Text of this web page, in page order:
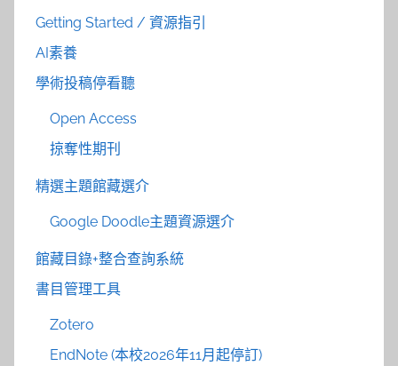
Getting Started / 資源指引
AI素養
學術投稿停看聽
Open Access
掠奪性期刊
精選主題館藏選介
Google Doodle主題資源選介
館藏目錄+整合查詢系統
書目管理工具
Zotero
EndNote (本校2026年11月起停訂)